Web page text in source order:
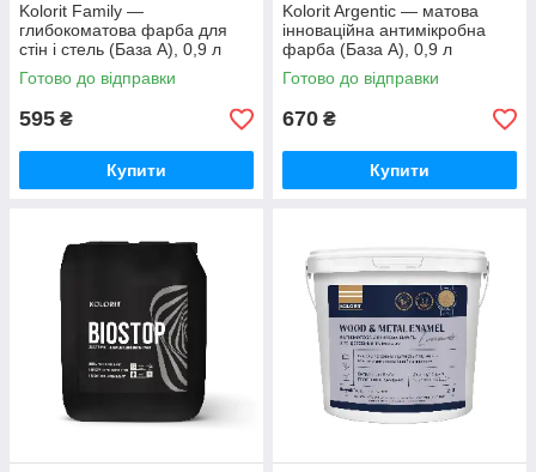
Kolorit Family —
глибокоматова фарба для
стін і стель (База А), 0,9 л
Готово до відправки
595 ₴
Купити
Kolorit Argentic — матова
інноваційна антимікробна
фарба (База А), 0,9 л
Готово до відправки
670 ₴
Купити